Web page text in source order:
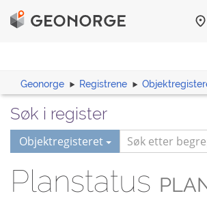
Geonorge Registrene
Søk i register
Objektregisteret
Planstatus